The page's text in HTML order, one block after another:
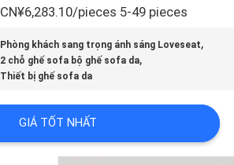
CN¥6,283.10/pieces 5-49 pieces
Phòng khách sang trọng ánh sáng Loveseat,
2 chỗ ghế sofa bộ ghế sofa da,
Thiết bị ghế sofa da
GIÁ TỐT NHẤT